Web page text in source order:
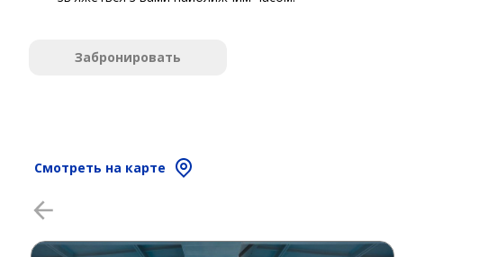
Забронировать
Смотреть на карте